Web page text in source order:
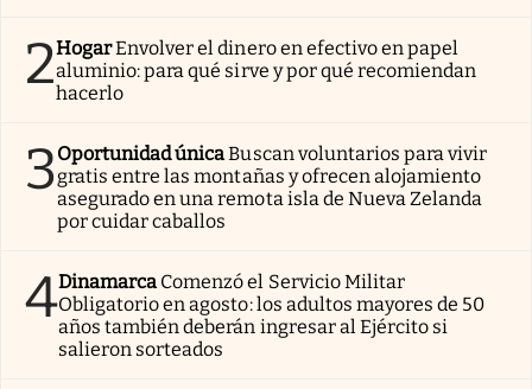
2HogarEnvolver el dinero en efectivo en papel
aluminio: para qué sirve y por qué recomiendan
hacerlo
3Oportunidad únicaBuscan voluntarios para vivir
gratis entre las montañas y ofrecen alojamiento
asegurado en una remota isla de Nueva Zelanda
por cuidar caballos
4Dinamarca Comenzó el Servicio Militar
Obligatorio en agosto: los adultos mayores de 50
años también deberán ingresar al Ejército si
salieron sorteados